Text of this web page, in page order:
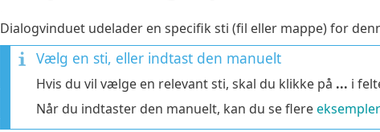
Dialogvinduet udelader en specifik sti (fil eller mappe) for
Vælg en sti, eller indtast den manuelt
Hvis du vil vælge en relevant sti, skal du klikke på ... i
Når du indtaster den manuelt, kan du se flere